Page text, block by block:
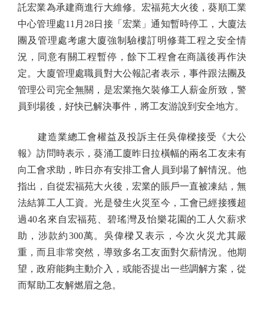
託宏業為承建商進行大維修。宏福苑大火後，葵順工業
中心管理處11月28日接「宏業」通知暫時停工，大廈法
團及管理處考慮大廈強制驗樓訂明修葺工程之安全情
況，同意有關工程暫停，餘下工程會在商議後再作決
定。大廈管理處職員對大公報記者表示，事件跟法團及
管理公司完全無關，是宏業拖欠裝修工人薪金所致，警
員到場後，好快已解決事件，將工友游說到安全地方。
建造業總工會權益及投訴主任吳偉樑接受《大公
報》訪問時表示，葵涌工廈昨日拉橫幅的兩名工友未有
向工會求助，昨日亦有安排工會人員到場了解情況。他
指出，自從宏福苑大火後，宏業的賬戶一直被凍結，無
法結算工人工資。光是發生火災至今，工會已經接獲超
過40名來自宏福苑、碧瑤灣及怡樂花園的工人欠薪求
助，涉款約300萬。吳偉樑又表示，今次火災尤其嚴
重，而且非常突然，導致多名工友面對欠薪情況。他期
望，政府能夠主動介入，或能否提出一些調解方案，從
而幫助工友解燃眉之急。